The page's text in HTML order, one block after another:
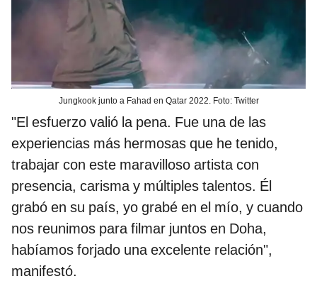
Jungkook junto a Fahad en Qatar 2022. Foto: Twitter
"El esfuerzo valió la pena. Fue una de las
experiencias más hermosas que he tenido,
trabajar con este maravilloso artista con
presencia, carisma y múltiples talentos. Él
grabó en su país, yo grabé en el mío, y cuando
nos reunimos para filmar juntos en Doha,
habíamos forjado una excelente relación",
manifestó.